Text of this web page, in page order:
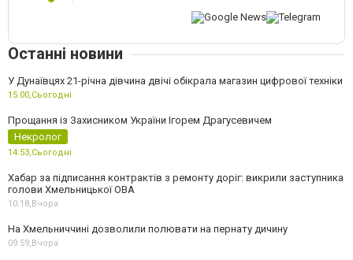
Останні новини
У Дунаївцях 21-річна дівчина двічі обікрала магазин цифрової техніки
15:00,Сьогодні
Прощання із Захисником України Ігорем Драгусевичем
Некролог
14:53,Сьогодні
Хабар за підписання контрактів з ремонту доріг: викрили заступника
голови Хмельницької ОВА
10:18,Вчора
На Хмельниччині дозволили полювати на пернату дичину
09:59,Вчора